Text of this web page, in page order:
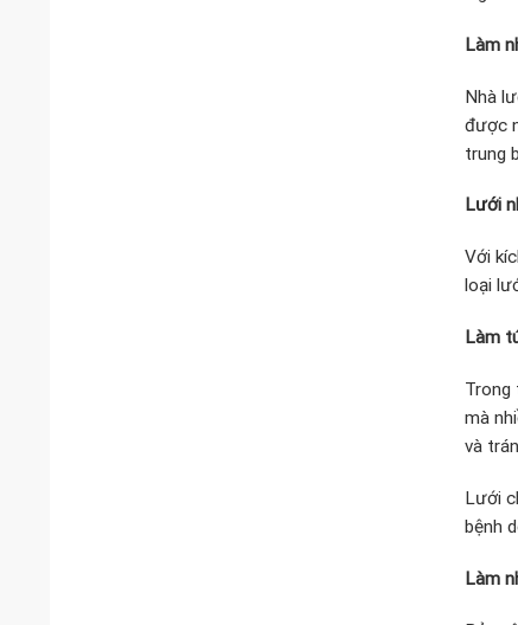
Làm
Nhà
được
trung
Lưới
Với
loại
Làm
Trong
mà
và
Lưới
bệnh
Làm